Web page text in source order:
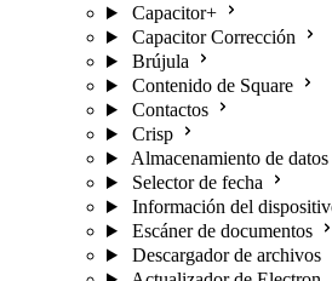
Capacitor+
Capacitor Corrección
Brújula
Contenido de Square
Contactos
Crisp
Almacenamiento de
Selector de fecha
Información del
Escáner de documentos
Descargador de archivos